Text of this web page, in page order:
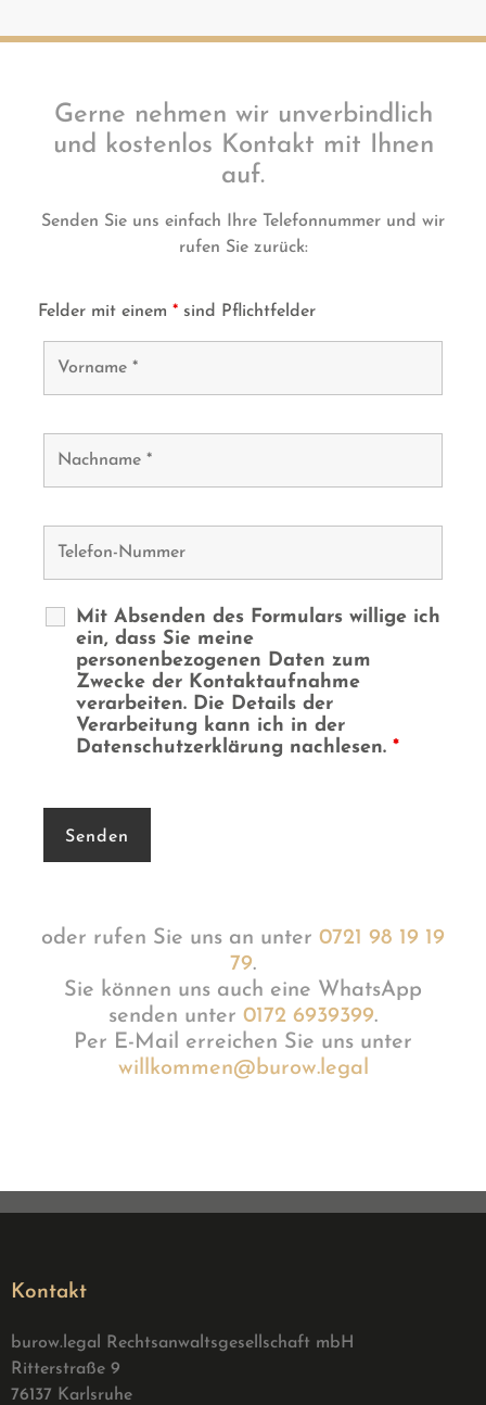
Gerne nehmen wir unverbindlich
und kostenlos Kontakt mit Ihnen
auf.
Senden Sie uns einfach Ihre Telefonnummer und wir
rufen Sie zurück:
Felder mit einem * sind Pflichtfelder
Mit Absenden des Formulars willige ich
ein, dass Sie meine
personenbezogenen Daten zum
Zwecke der Kontaktaufnahme
verarbeiten. Die Details der
Verarbeitung kann ich in der
Datenschutzerklärung nachlesen. *
oder rufen Sie uns an unter 0721 98 19 19
79.
Sie können uns auch eine WhatsApp
senden unter 0172 6939399.
Per E-Mail erreichen Sie uns unter
willkommen@burow.legal
Kontakt
burow.legal Rechtsanwaltsgesellschaft mbH
Ritterstraße 9
76137 Karlsruhe